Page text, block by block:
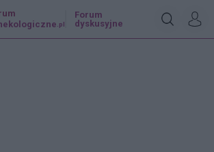
.pl
Forum
dyskusyjne